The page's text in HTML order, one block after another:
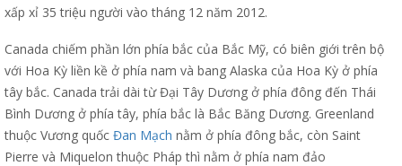
xấp xỉ 35 triệu người vào tháng 12 năm 2012.
Canada chiếm phần lớn phía bắc của Bắc Mỹ, có biên giới trên bộ
với Hoa Kỳ liền kề ở phía nam và bang Alaska của Hoa Kỳ ở phía
tây bắc. Canada trải dài từ Đại Tây Dương ở phía đông đến Thái
Bình Dương ở phía tây, phía bắc là Bắc Băng Dương. Greenland
thuộc Vương quốc Đan Mạch nằm ở phía đông bắc, còn Saint
Pierre và Miquelon thuộc Pháp thì nằm ở phía nam đảo